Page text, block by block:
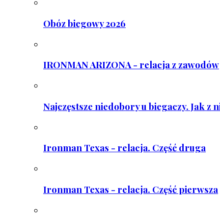
Obóz biegowy 2026
IRONMAN ARIZONA - relacja z zawodów
Najczęstsze niedobory u biegaczy. Jak z
Ironman Texas - relacja. Część druga
Ironman Texas - relacja. Część pierwsza